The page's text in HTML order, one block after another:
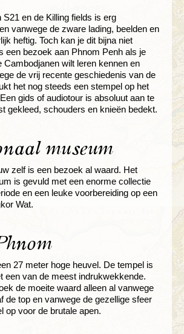
S21 en de Killing fields is erg
vanwege de zware lading, beelden en
heftig. Toch kan je dit bijna niet
een bezoek aan Phnom Penh als je
Cambodjanen wilt leren kennen en
de vrij recente geschiedenis van de
het nog steeds een stempel op het
gids of audiotour is absoluut aan te
gekleed, schouders en knieën bedekt.
museum
zelf is een bezoek al waard. Het
is gevuld met een enorme collectie
en een leuke voorbereiding op een
Wat.
27 meter hoge heuvel. De tempel is
een van de meest indrukwekkende.
de moeite waard alleen al vanwege
de top en vanwege de gezellige sfeer
op voor de brutale apen.